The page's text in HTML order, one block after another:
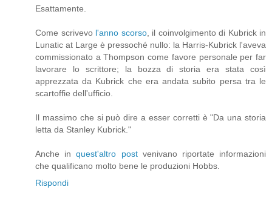
Esattamente.
Come scrivevo l'anno scorso, il coinvolgimento di Kubrick in
Lunatic at Large è pressoché nullo: la Harris-Kubrick l'aveva
commissionato a Thompson come favore personale per far
lavorare lo scrittore; la bozza di storia era stata così
apprezzata da Kubrick che era andata subito persa tra le
scartoffie dell'ufficio.
Il massimo che si può dire a esser corretti è "Da una storia
letta da Stanley Kubrick."
Anche inquest'altro postvenivano riportate informazioni
che qualificano molto bene le produzioni Hobbs.
Rispondi